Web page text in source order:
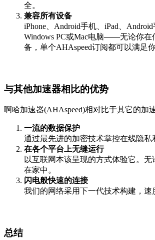
全。
兼容所有设备
iPhone、Android手机、iPad、Android
Windows PC或Mac电脑——无论你在
备，单个AHAspeed订阅都可以满足你
与其他加速器相比的优势
啊哈加速器(AHAspeed)相对比于其它的加
一流的数据保护
通过最先进的加密技术掌控在线隐私
在各个平台上无缝运行
以互联网本该呈现的方式体验它。无
在家中。
闪电般快速的连接
我们的网络采用下一代技术构建，速
总结